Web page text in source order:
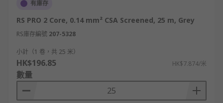
有庫存
RS PRO 2 Core, 0.14 mm² CSA Screened, 25 m, Grey
RS庫存編號 207-5328
小計（1 卷，共 25 米）
HK$196.85 HK$7.874/米
數量